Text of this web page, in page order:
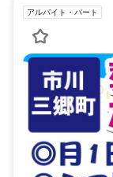
アルバイト・パート